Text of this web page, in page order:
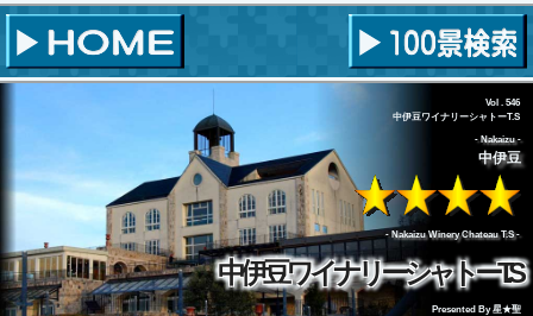
Vol . 546
中伊豆ワイナリーシャトーT.S
Nakaizu
中伊豆
Nakaizu Winery Chateau T.S
中伊豆ワイナリーシャトーT.S
Presented By星★聖